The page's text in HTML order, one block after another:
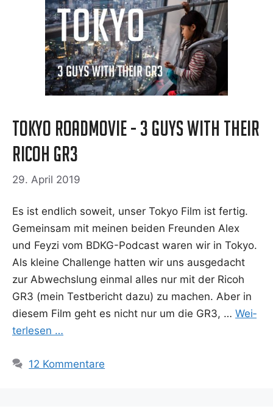
Tokyo Roadmovie - 3 Guys with their
Ricoh GR3
29. April 2019
Es ist end­lich soweit, unser Tokyo Film ist fer­tig.
Gemein­sam mit mei­nen bei­den Freun­den Alex
und Feyzi vom BDKG-Pod­­cast waren wir in Tokyo.
Als klei­ne Chall­enge hat­ten wir uns aus­ge­dacht
zur Abwechs­lung ein­mal alles nur mit der Ricoh
GR3 (mein Test­be­richt dazu) zu machen. Aber in
die­sem Film geht es nicht nur um die GR3, … Wei­
ter­le­sen …
12 Kommentare